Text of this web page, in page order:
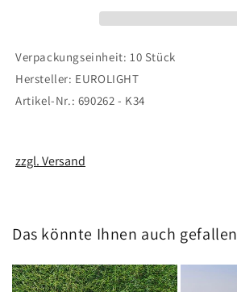
Verpackungseinheit: 10 Stück
Hersteller: EUROLIGHT
Artikel-Nr.: 690262 - K34
zzgl. Versand
Das könnte Ihnen auch gefallen